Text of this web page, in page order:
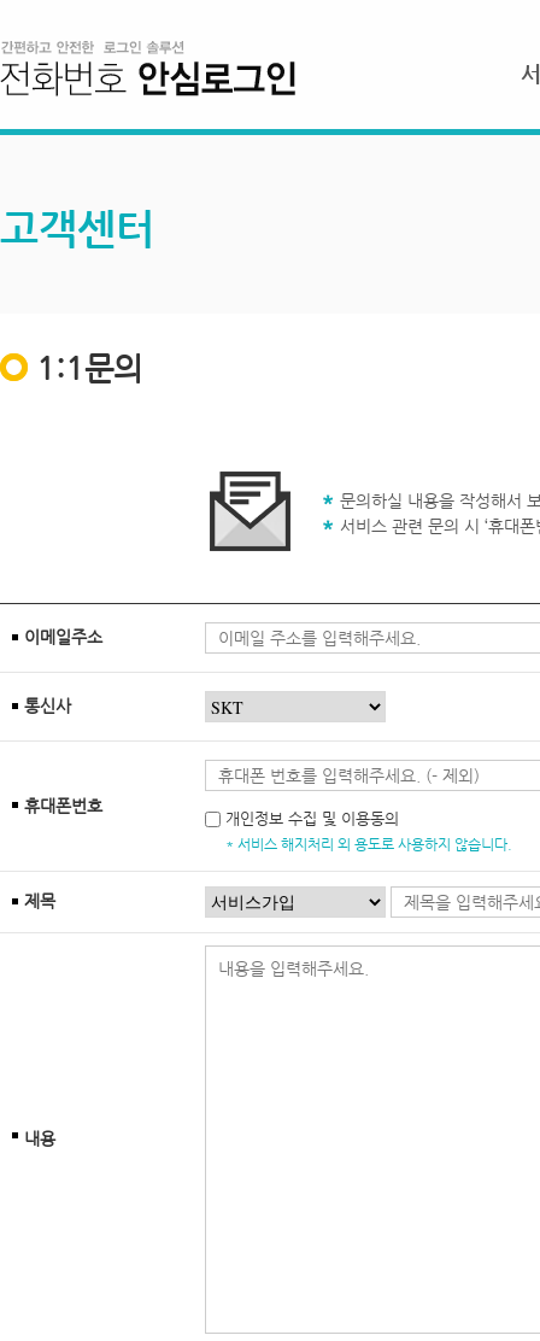
고객센터
1:1문의
문의하실 내용을 작성해서
서비스 관련 문의 시 ‘휴대
이메일주소
통신사
휴대폰번호
개인정보 수집 및 이용동의
* 서비스 해지처리 외 용도로 사용하지 않습니다.
제목
내용